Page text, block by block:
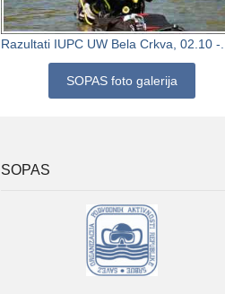
Razultati IUPC UW Bela Crkva, 02.10 -...
SOPAS foto galerija
SOPAS